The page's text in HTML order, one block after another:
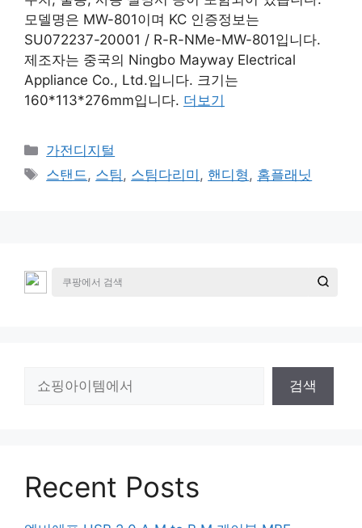
모델명은 MW-801이며 KC 인증정보는
SU072237-20001 / R-R-NMe-MW-801입니다.
제조자는 중국의 Ningbo Mayway Electrical
Appliance Co., Ltd.입니다. 크기는
160*113*276mm입니다. 더보기
카
테
가전디지털
태
스탠드 , 스팀 , 스팀다리미 , 핸디형 , 홈플래닛
검색
Recent Posts